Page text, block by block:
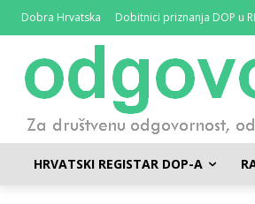
Dobra Hrvatska Dobitnici priznanja DOP u
HRVATSKI REGISTAR DOP-A